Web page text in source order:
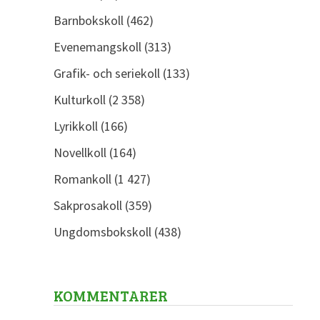
Barnbokskoll(462)
Evenemangskoll(313)
Grafik- och seriekoll(133)
Kulturkoll(2 358)
Lyrikkoll(166)
Novellkoll(164)
Romankoll(1 427)
Sakprosakoll(359)
Ungdomsbokskoll(438)
KOMMENTARER